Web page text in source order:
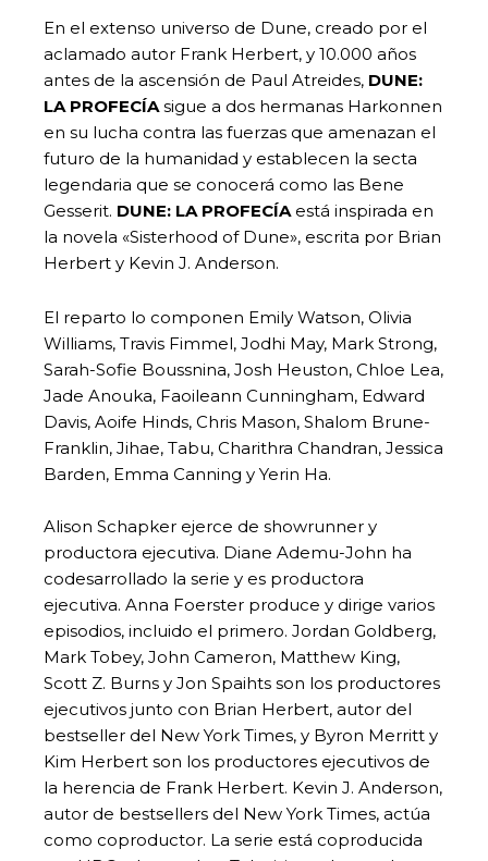
En el extenso universo de Dune, creado por el
aclamado autor Frank Herbert, y 10.000 años
antes de la ascensión de Paul Atreides, DUNE:
LA PROFECÍA sigue a dos hermanas Harkonnen
en su lucha contra las fuerzas que amenazan el
futuro de la humanidad y establecen la secta
legendaria que se conocerá como las Bene
Gesserit. DUNE: LA PROFECÍA está inspirada en
la novela «Sisterhood of Dune», escrita por Brian
Herbert y Kevin J. Anderson.
El reparto lo componen Emily Watson, Olivia
Williams, Travis Fimmel, Jodhi May, Mark Strong,
Sarah-Sofie Boussnina, Josh Heuston, Chloe Lea,
Jade Anouka, Faoileann Cunningham, Edward
Davis, Aoife Hinds, Chris Mason, Shalom Brune-
Franklin, Jihae, Tabu, Charithra Chandran, Jessica
Barden, Emma Canning y Yerin Ha.
Alison Schapker ejerce de showrunner y
productora ejecutiva. Diane Ademu-John ha
codesarrollado la serie y es productora
ejecutiva. Anna Foerster produce y dirige varios
episodios, incluido el primero. Jordan Goldberg,
Mark Tobey, John Cameron, Matthew King,
Scott Z. Burns y Jon Spaihts son los productores
ejecutivos junto con Brian Herbert, autor del
bestseller del New York Times, y Byron Merritt y
Kim Herbert son los productores ejecutivos de
la herencia de Frank Herbert. Kevin J. Anderson,
autor de bestsellers del New York Times, actúa
como coproductor. La serie está coproducida